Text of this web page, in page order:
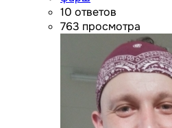
10 ответов
763 просмотра